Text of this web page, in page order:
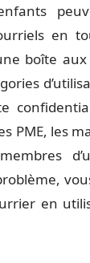
en
boîte
PME, les
en